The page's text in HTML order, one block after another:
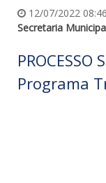
12/07/2022 08:46
Secretaria
PROCESSO
Programa